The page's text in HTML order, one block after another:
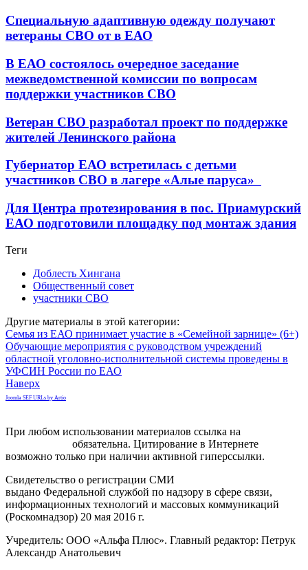
Специальную адаптивную одежду получают
ветераны СВО от в ЕАО
В ЕАО состоялось очередное заседание
межведомственной комиссии по вопросам
поддержки участников СВО
Ветеран СВО разработал проект по поддержке
жителей Ленинского района
Губернатор ЕАО встретилась с детьми
участников СВО в лагере «Алые паруса»
Для Центра протезирования в пос. Приамурский
ЕАО подготовили площадку под монтаж здания
Теги
Доблесть Хингана
Общественный совет
участники СВО
Другие материалы в этой категории:
Семья из ЕАО принимает участие в «Семейной зарнице» (6+)
Обучающие мероприятия с руководством учреждений
областной уголовно-исполнительной системы проведены в
УФСИН России по ЕАО
Наверх
Joomla SEF URLs by Artio
При любом использовании материалов ссылка на
обязательна. Цитирование в Интернете
возможно только при наличии активной гиперссылки.
Свидетельство о регистрации СМИ
выдано Федеральной службой по надзору в сфере связи,
информационных технологий и массовых коммуникаций
(Роскомнадзор) 20 мая 2016 г.
Учредитель: ООО «Альфа Плюс». Главный редактор: Петрук
Александр Анатольевич